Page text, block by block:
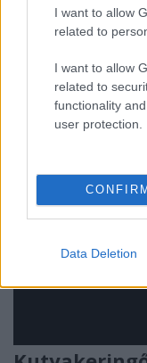
I want to allow
related to
I want to allow
related to
functionality
user protection.
CONFIRM
Data Deletion
második